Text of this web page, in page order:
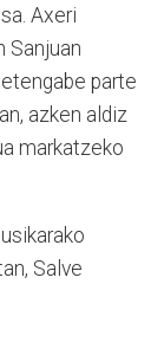
Axeri
Sanjuan
parte
azken aldiz
markatzeko
Salve